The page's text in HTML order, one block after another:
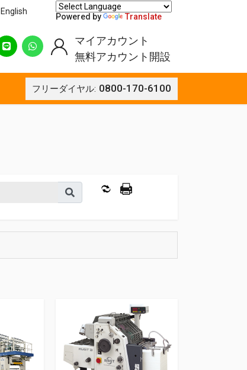
English
Powered by Translate
フリーダイヤル: 0800-170-6100
マイアカウント
無料アカウント開設